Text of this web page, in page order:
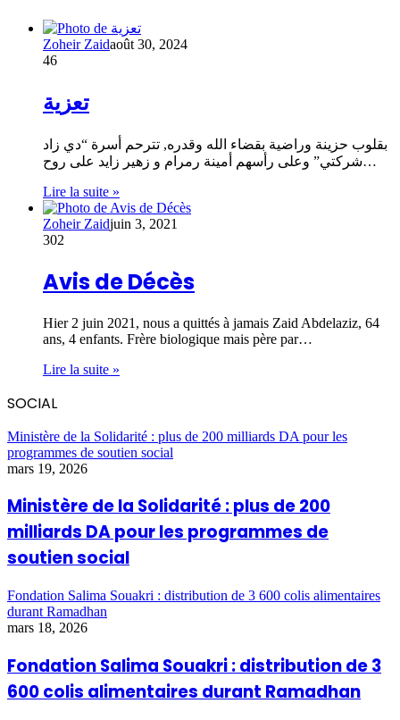
Zoheir Zaidaoût 30, 2024
46
تعزية
بقلوب حزينة وراضية بقضاء الله وقدره, تترحم أسرة “دي زاد
شركتي” وعلى رأسهم أمينة رمرام و زهير زايد على روح…
Lire la suite »
Zoheir Zaidjuin 3, 2021
302
Avis de Décès
Hier 2 juin 2021, nous a quittés à jamais Zaid Abdelaziz, 64
ans, 4 enfants. Frère biologique mais père par…
Lire la suite »
SOCIAL
Ministère de la Solidarité : plus de 200 milliards DA pour les
programmes de soutien social
mars 19, 2026
Ministère de la Solidarité : plus de 200
milliards DA pour les programmes de
soutien social
Fondation Salima Souakri : distribution de 3 600 colis alimentaires
durant Ramadhan
mars 18, 2026
Fondation Salima Souakri : distribution de 3
600 colis alimentaires durant Ramadhan